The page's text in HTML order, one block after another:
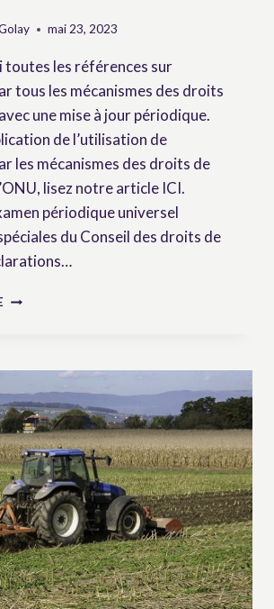
mai 23, 2023
toutes les références sur
tous les mécanismes des droits
une mise à jour périodique.
de l’utilisation de
les mécanismes des droits de
lisez notre article ICI.
périodique universel
du Conseil des droits de
LISTE
L’UNDROP
DANS
LES
TRAVAUX
DES
MÉCANISMES
DE
DROITS
HUMAINS
DE
L’ONU